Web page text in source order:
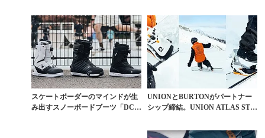
スケートボーダーのマインドが生
み出すスノーボードブーツ「DC」
UNIONとBURTONがパートナー
シップ締結。UNION ATLAS STE